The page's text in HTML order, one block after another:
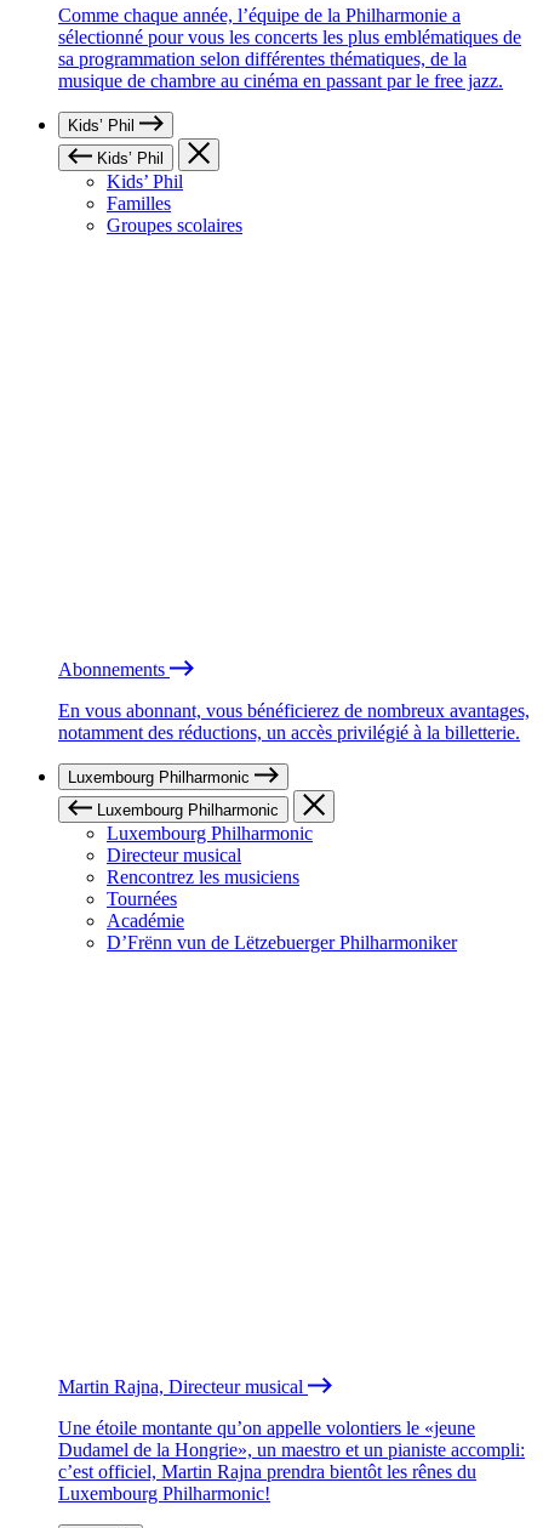
Comme chaque année, l’équipe de la Philharmonie a
sélectionné pour vous les concerts les plus emblématiques de
sa programmation selon différentes thématiques, de la
musique de chambre au cinéma en passant par le free jazz.
Kids’ Phil
Kids’ Phil
Kids’ Phil
Familles
Groupes scolaires
Abonnements
En vous abonnant, vous bénéficierez de nombreux avantages,
notamment des réductions, un accès privilégié à la billetterie.
Luxembourg Philharmonic
Luxembourg Philharmonic
Luxembourg Philharmonic
Directeur musical
Rencontrez les musiciens
Tournées
Académie
D’Frënn vun de Lëtzebuerger Philharmoniker
Martin Rajna, Directeur musical
Une étoile montante qu’on appelle volontiers le «jeune
Dudamel de la Hongrie», un maestro et un pianiste accompli:
c’est officiel, Martin Rajna prendra bientôt les rênes du
Luxembourg Philharmonic!